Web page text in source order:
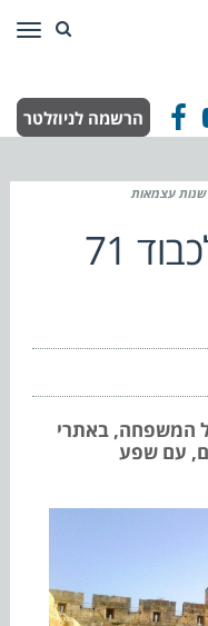
Facebookהרשמה לניוזלטר
71 אתרי מורשת לכבוד 71
המשפחה, באתרי
עם שפע